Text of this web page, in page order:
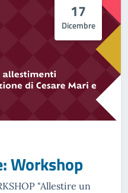
17
Dicembre
Workshop
"Allestire un